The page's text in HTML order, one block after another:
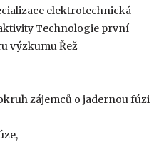
elektrotechnická
Technologie první
výzkumu Řež
zájemců o jadernou fúzi